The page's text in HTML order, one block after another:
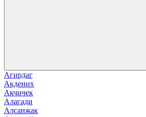
Агирдаг
Акдених
Акчичек
Алагади
Алсанжак